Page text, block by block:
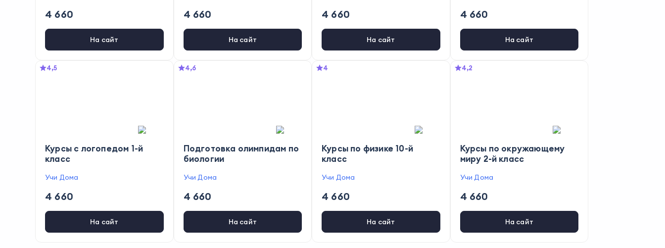
4 660
На сайт
4 660
На сайт
4 660
На сайт
4 660
На сайт
4,5
Курсы с логопедом 1-й
класс
Учи Дома
4 660
На сайт
4,6
Подготовка олимпидам по
биологии
Учи Дома
4 660
На сайт
4
Курсы по физике 10-й
класс
Учи Дома
4 660
На сайт
4,2
Курсы по окружающему
миру 2-й класс
Учи Дома
4 660
На сайт